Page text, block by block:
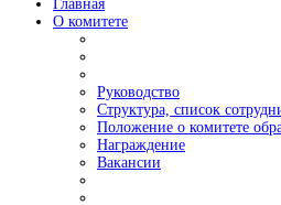
Главная
О комитете
Руководство
Структура, список
Положение о комитете
Награждение
Вакансии